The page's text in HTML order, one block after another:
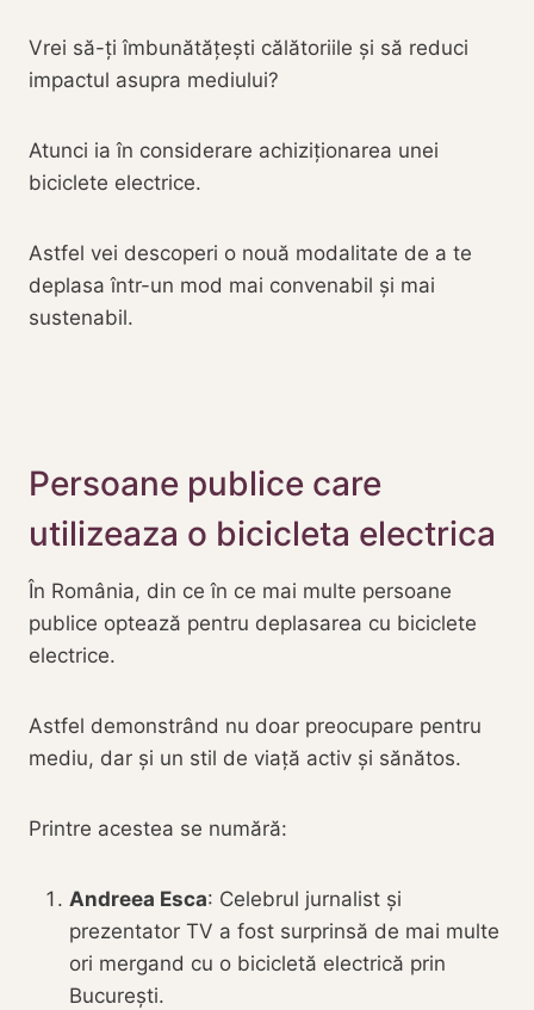
Vrei să-ți îmbunătățești călătoriile și să reduci
impactul asupra mediului?
Atunci ia în considerare achiziționarea unei
biciclete electrice.
Astfel vei descoperi o nouă modalitate de a te
deplasa într-un mod mai convenabil și mai
sustenabil.
Persoane publice care
utilizeaza o bicicleta electrica
În România, din ce în ce mai multe persoane
publice optează pentru deplasarea cu biciclete
electrice.
Astfel demonstrând nu doar preocupare pentru
mediu, dar și un stil de viață activ și sănătos.
Printre acestea se numără:
Andreea Esca: Celebrul jurnalist și
prezentator TV a fost surprinsă de mai multe
ori mergand cu o bicicletă electrică prin
București.